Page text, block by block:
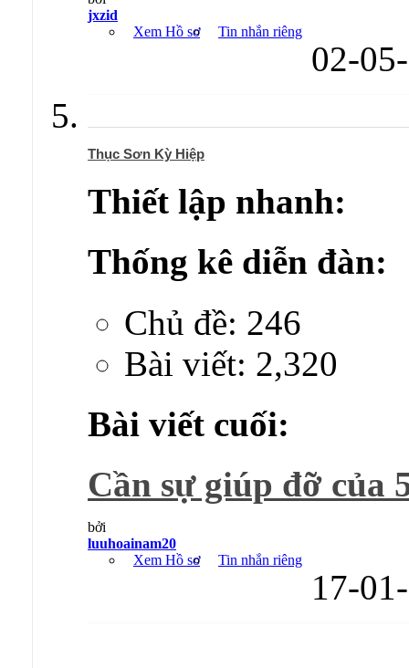
jxzid
Xem Hồ sơ
Tin nhắn riêng
02-
Thục Sơn Kỳ Hiệp
Thiết lập nhanh:
Thống kê diễn đàn:
Chủ đề: 246
Bài viết: 2,320
Bài viết cuối:
Cần sự giúp đỡ của
bởi
luuhoainam20
Xem Hồ sơ
Tin nhắn riêng
17-